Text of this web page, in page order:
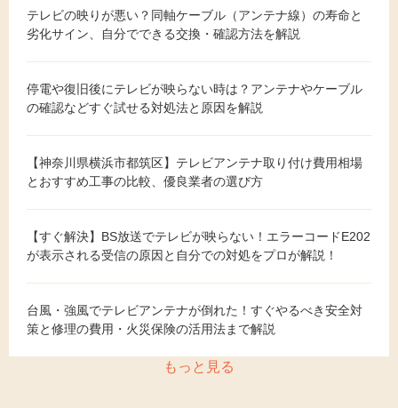
テレビの映りが悪い？同軸ケーブル（アンテナ線）の寿命と
劣化サイン、自分でできる交換・確認方法を解説
停電や復旧後にテレビが映らない時は？アンテナやケーブル
の確認などすぐ試せる対処法と原因を解説
【神奈川県横浜市都筑区】テレビアンテナ取り付け費用相場
とおすすめ工事の比較、優良業者の選び方
【すぐ解決】BS放送でテレビが映らない！エラーコードE202
が表示される受信の原因と自分での対処をプロが解説！
台風・強風でテレビアンテナが倒れた！すぐやるべき安全対
策と修理の費用・火災保険の活用法まで解説
もっと見る